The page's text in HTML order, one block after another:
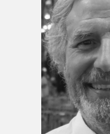
Espace enseignant·e·s
Espace pro